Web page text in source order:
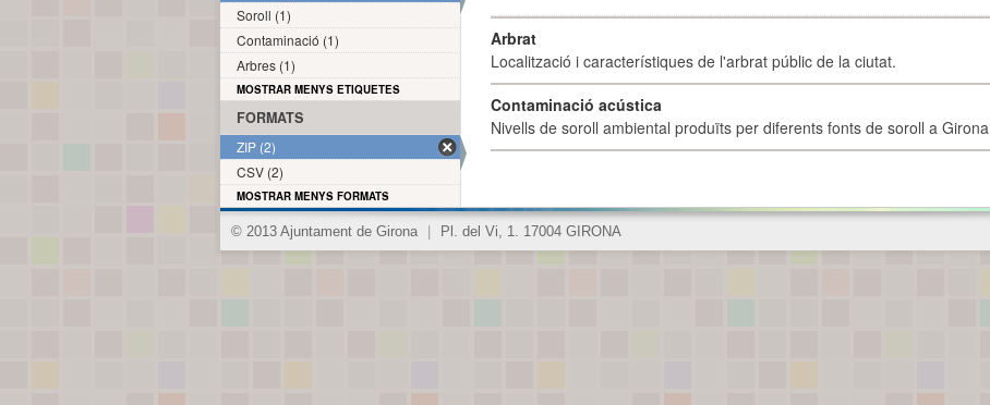
Arbrat
Localització i característiques de l'arbrat públic de la ciutat.
Contaminació acústica
Nivells de soroll ambiental produïts per diferents fonts de soroll a Girona
Soroll (1)
Contaminació (1)
Arbres (1)
MOSTRAR MENYS ETIQUETES
FORMATS
ZIP (2)
CSV (2)
MOSTRAR MENYS FORMATS
© 2013 Ajuntament de Girona Pl. del Vi, 1. 17004 GIRONA